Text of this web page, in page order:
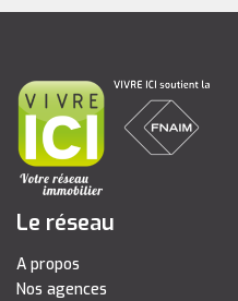
Le réseau
A propos
Nos agences